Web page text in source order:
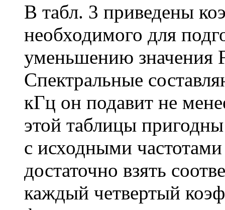
В табл. 3 приведены
необходимого для
уменьшению значения
Спектральные
кГц он подавит не
этой таблицы
с исходными
достаточно взять
каждый четвертый